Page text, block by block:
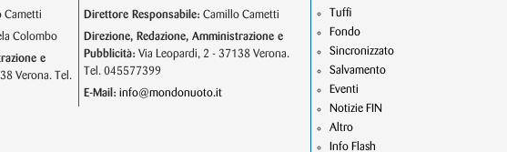
Cametti
Colombo
e
Verona. Tel.
Direttore Responsabile: Camillo Cametti
Direzione, Redazione, Amministrazione e
Pubblicità: Via Leopardi, 2 - 37138 Verona.
Tel. 045577399
E-Mail: info@mondonuoto.it
Tuffi
Fondo
Sincronizzato
Salvamento
Eventi
Notizie FIN
Altro
Info Flash